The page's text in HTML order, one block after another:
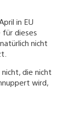
in EU
für dieses
nicht
die nicht
wird,